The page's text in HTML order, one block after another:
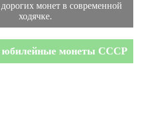
монет в современной
ходячке.
юбилейные монеты СССР